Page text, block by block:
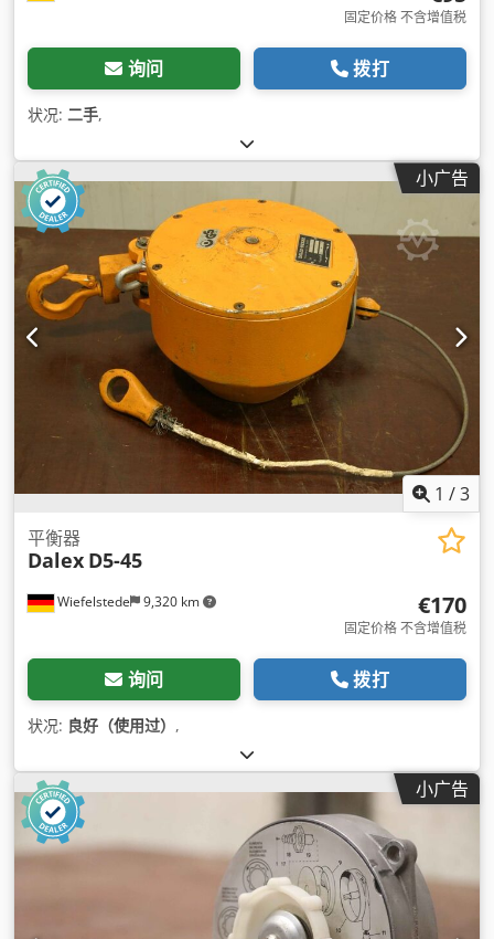
固定价格 不含增值税
询问 拨打
状况: 二手,
小广告
1 /3
Wiefelstede 9,320 km
平衡器
Dalex D5-45
€170
固定价格 不含增值税
询问 拨打
状况: 良好（使用过） ,
小广告